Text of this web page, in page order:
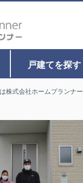
戸建てを探す
株式会社ホームプランナー